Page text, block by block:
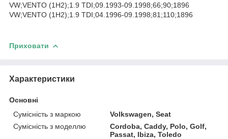
VW;VENTO (1H2);1.9 TDI;09.1993-09.1998;66;90;1896
VW;VENTO (1H2);1.9 TDI;04.1996-09.1998;81;110;1896
Приховати
Характеристики
Основні
Сумісність з маркою
Volkswagen, Seat
Сумісність з моделлю
Cordoba, Caddy, Polo, Golf,
Passat, Ibiza, Toledo